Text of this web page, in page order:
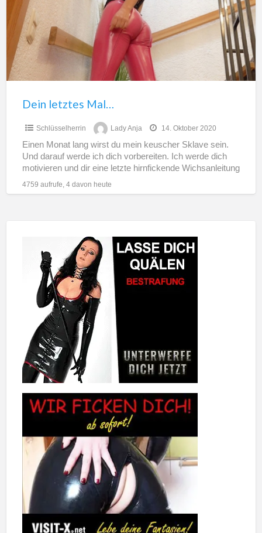
Dein letztes Mal…
Schlüsselherrin Lady Anja 14. Oktober 2020
Einen Monat lang wirst du mein keuscher Sklave sein.
Und darauf werde ich dich vorbereiten. Ich werde dich
motivieren und dir eine letzte hirnfickende Wichsanleitung
[…]
4759 aufrufe, 4 davon heute